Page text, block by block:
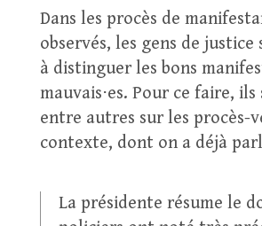
Dans les procès de
observés, les gens de justice
à distinguer les bons
mauvais⋅es. Pour ce faire, ils
entre autres sur les procès-
contexte, dont on a déjà
La présidente résume le